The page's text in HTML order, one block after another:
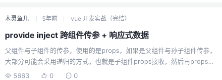
跨层级获取，那就有点麻烦了。ref只能获取当前组件...
木灵鱼儿 5年前 vue 开发实战（完结）
provide inject 跨组件传参 + 响应式数据
父组件与子组件的传参，使用的是props，如果是父组件与孙子组件传参，
大部分可能会采用递归的方式，也就是子组件props接收，然后再props传
给孙子组件。或者使用vuex。但如果是迭代的方式，组件的层级越深，不
5663 0 0